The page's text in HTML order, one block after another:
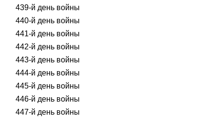
439-й день войны
440-й день войны
441-й день войны
442-й день войны
443-й день войны
444-й день войны
445-й день войны
446-й день войны
447-й день войны